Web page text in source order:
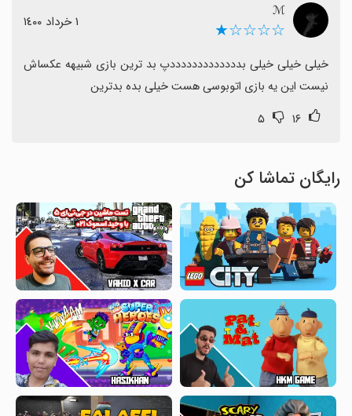
ℳ
☆☆☆☆★ ١ خرداد ١٤٠٠
نیست این یه بازی اتوبوسی هست خیلی بده بدترین
۱۶ ۵
رایگان تماشا کن